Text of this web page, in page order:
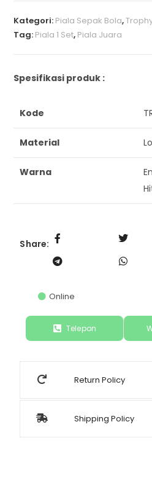
Kategori: Piala Sepak Bola,
Tag: Piala 1 Set, Piala Juara
Spesifikasi produk :
Kode
Material
Warna
Share:
Online
Telepon
Return Policy
Shipping Policy